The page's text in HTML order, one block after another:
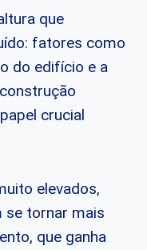
que
fatores como
do edifício e a
crucial
elevados,
se tornar mais
que ganha